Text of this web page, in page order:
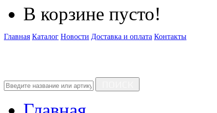
В корзине пусто!
Главная Каталог Новости Доставка и оплата Контакты